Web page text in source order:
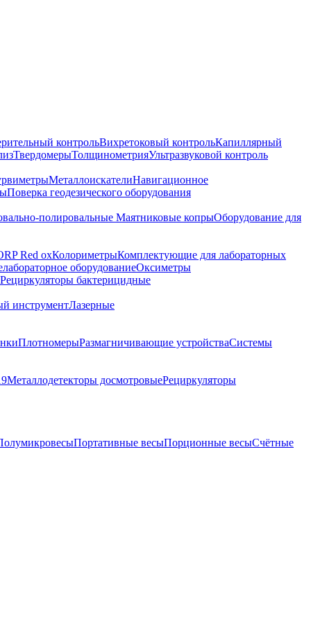
контрольВихретоковый контрольКапиллярный
ТвердомерыТолщинометрияУльтразвуковой контроль
МеталлоискателиНавигационное
Поверка геодезического оборудования
полировальные Маятниковые копрыОборудование для
Red oxКолориметрыКомплектующие для лабораторных
оборудованиеОксиметры
Рециркуляторы бактерицидные
инструментЛазерные
ПлотномерыРазмагничивающие устройстваСистемы
Металлодетекторы досмотровыеРециркуляторы
Портативные весыПорционные весыСчётные